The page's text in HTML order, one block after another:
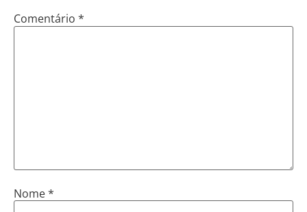
Comentário *
Nome*